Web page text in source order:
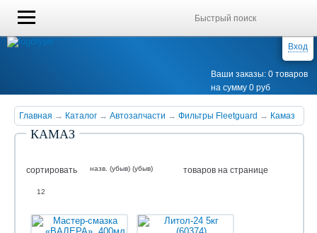
Вход
Ваши заказы: 0 товаров
на сумму 0 руб
Главная → Каталог → Автозапчасти → Фильтры Fleetguard → Камаз
КАМАЗ
сортировать назв. (убыв) (убыв) товаров на странице
12